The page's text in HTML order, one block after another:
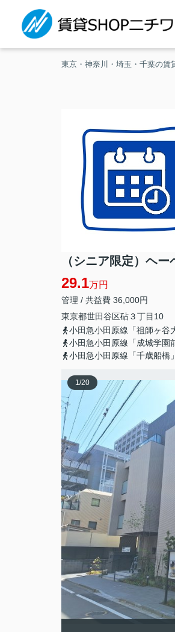
東京・神奈川・埼玉・千葉の賃
（シニア限定）ヘ
29.1万円
管理 / 共益費 36,000円
東京都世田谷区砧３丁目10
小田急小田原線「祖師ヶ谷
小田急小田原線「成城学園
小田急小田原線「千歳船橋
1/20